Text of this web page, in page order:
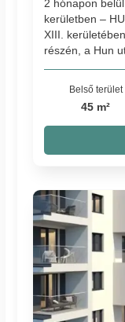
2 hónapon
kerületben –
XIII.
részén, a Hun
Belső terület
45 m²